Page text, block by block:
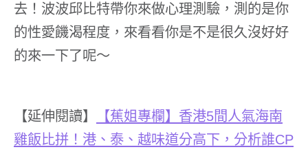
去！波波邱比特帶你來做心理測驗，測的是你
的性愛饑渴程度，來看看你是不是很久沒好好
的來一下了呢～
【延伸閱讀】 【蕉姐專欄】香港5間人氣海南
雞飯比拼！港、泰、越味道分高下，分析誰CP